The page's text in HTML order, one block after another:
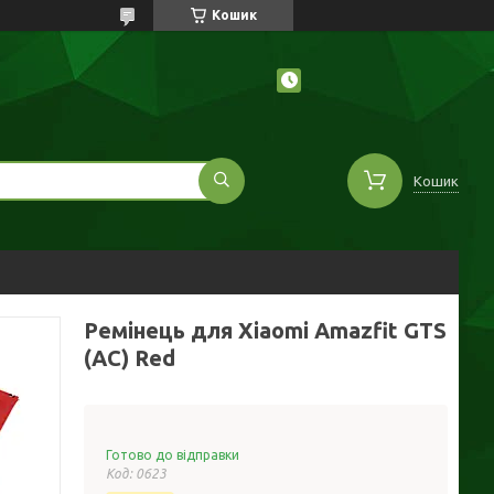
Кошик
Кошик
Ремінець для Xiaomi Amazfit GTS
(AC) Red
Готово до відправки
Код: 0623